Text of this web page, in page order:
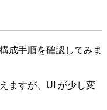
成手順を確認してみま
ますが、UI が少し変